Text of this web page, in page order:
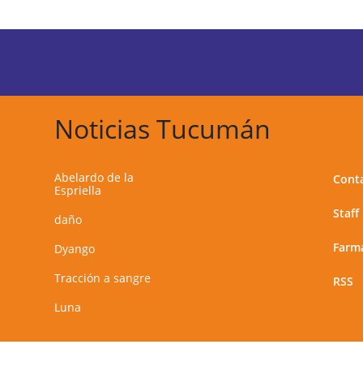
Noticias Tucumán
Abelardo de la
Espriella
daño
Dyango
Tracción a sangre
Luna
Staff
RSS